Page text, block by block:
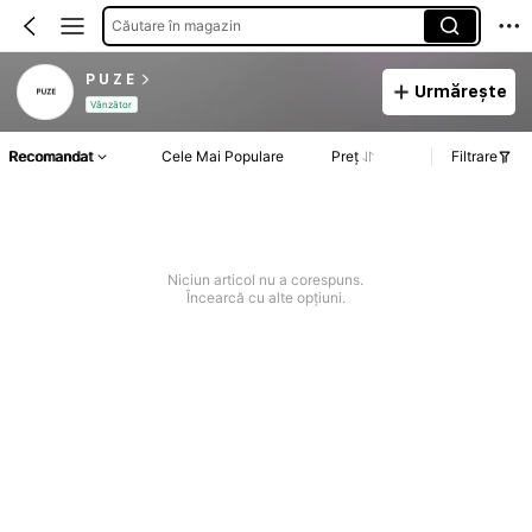
Căutare în magazin
P U Z E
Vânzător
Urmărește
Recomandat Cele Mai Populare Preț Filtrare
Niciun articol nu a corespuns.
Încearcă cu alte opțiuni.